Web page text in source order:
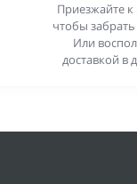
Приезжайте к
чтобы
Или
доставкой в